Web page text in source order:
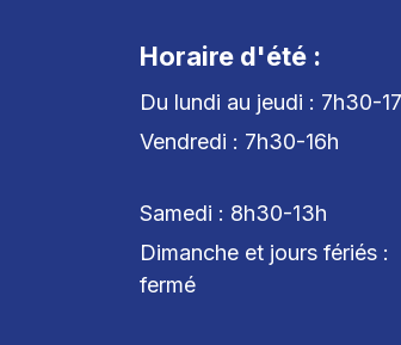
Horaire d'été :
Du lundi au jeudi : 7h30-
Vendredi : 7h30-
Samedi : 8h30-13h
Dimanche et jours fériés :
fermé